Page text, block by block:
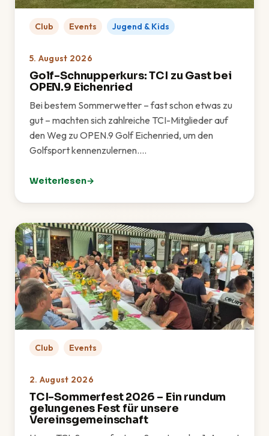
Club Events Jugend & Kids
5. August 2026
Golf-Schnupperkurs: TCI zu Gast bei
OPEN.9 Eichenried
Bei bestem Sommerwetter – fast schon etwas zu
gut – machten sich zahlreiche TCI-Mitglieder auf
den Weg zu OPEN.9 Golf Eichenried, um den
Golfsport kennenzulernen.…
Weiterlesen
: Golf-Schnupperkurs: TCI zu Gast bei OPEN.9
Club Events
2. August 2026
TCI-Sommerfest 2026 – Ein rundum
gelungenes Fest für unsere
Vereinsgemeinschaft